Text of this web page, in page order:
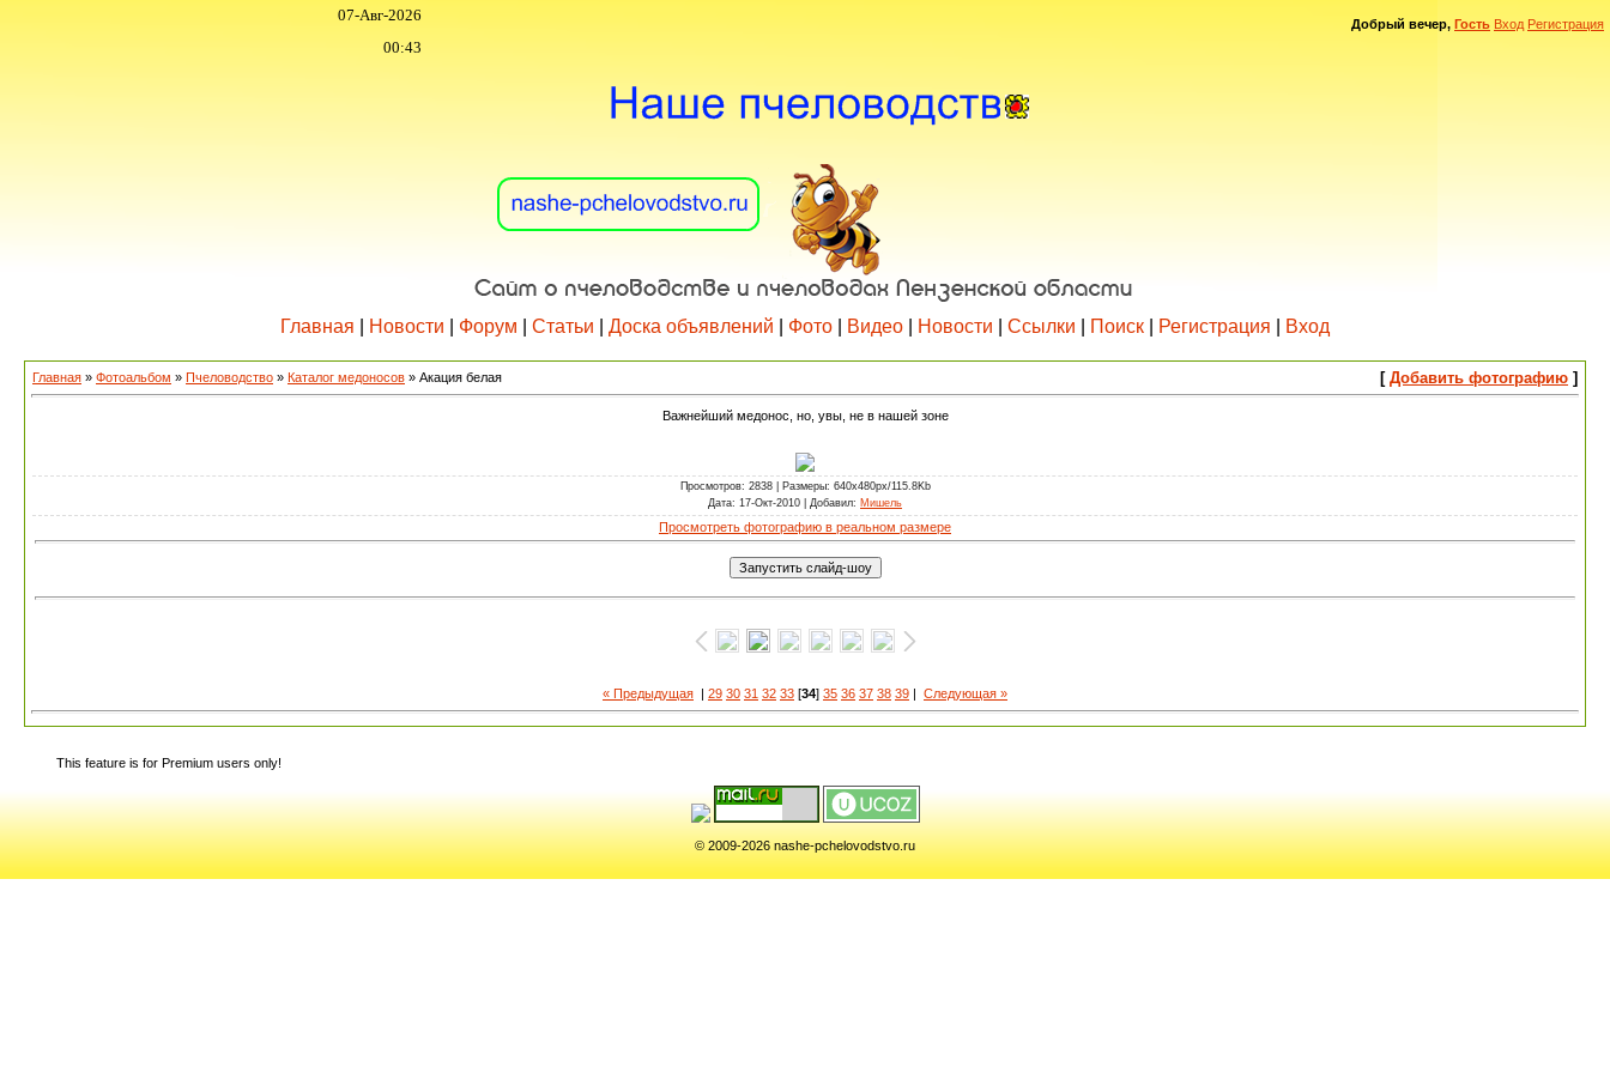
07-Авг-2026
00:43
Добрый вечер, Гость Вход Регистрация
Главная Новости Форум Статьи Доска объявлений Фото Видео Новости Ссылки Поиск Регистрация Вход
Главная » Фотоальбом » Пчеловодство » Каталог медоносов » Акация белая [ Добавить фотографию ]
Важнейший медонос, но, увы, не в нашей зоне
Просмотров: 2838 | Размеры: 640x480px/115.8Kb
Дата: 17-Окт-2010 | Добавил: Мишель
Просмотреть фотографию в реальном размере
« Предыдущая | 29 30 31 32 33 [34] 35 36 37 38 39 | Следующая »
This feature is for Premium users only!
© 2009-2026 nashe-pchelovodstvo.ru